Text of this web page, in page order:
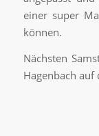
einer super
können.
Nächsten
Hagenbach auf